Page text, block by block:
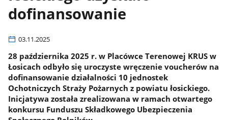
dofinansowanie
03.11.2025
28 października 2025 r. w Placówce Terenowej KRUS w
Łosicach odbyło się uroczyste wręczenie voucherów na
dofinansowanie działalności 10 jednostek
Ochotniczych Straży Pożarnych z powiatu łosickiego.
Inicjatywa została zrealizowana w ramach otwartego
konkursu Funduszu Składkowego Ubezpieczenia